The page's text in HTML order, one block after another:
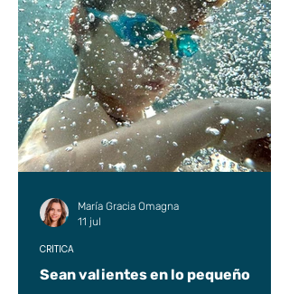
Sean valientes en lo pequeño
CRÍTICA
María Gracia Omagna
11 jul